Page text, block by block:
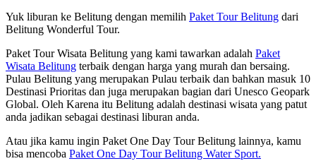
Yuk liburan ke Belitung dengan memilih Paket Tour Belitung dari
Belitung Wonderful Tour.
Paket Tour Wisata Belitung yang kami tawarkan adalah Paket
Wisata Belitung terbaik dengan harga yang murah dan bersaing.
Pulau Belitung yang merupakan Pulau terbaik dan bahkan masuk 10
Destinasi Prioritas dan juga merupakan bagian dari Unesco Geopark
Global. Oleh Karena itu Belitung adalah destinasi wisata yang patut
anda jadikan sebagai destinasi liburan anda.
Atau jika kamu ingin Paket One Day Tour Belitung lainnya, kamu
bisa mencoba Paket One Day Tour Belitung Water Sport.